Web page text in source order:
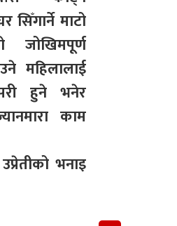
सिँगार्ने माटो
जोखिमपूर्ण
महिलालाई
हुने भनेर
काम
भनाइ